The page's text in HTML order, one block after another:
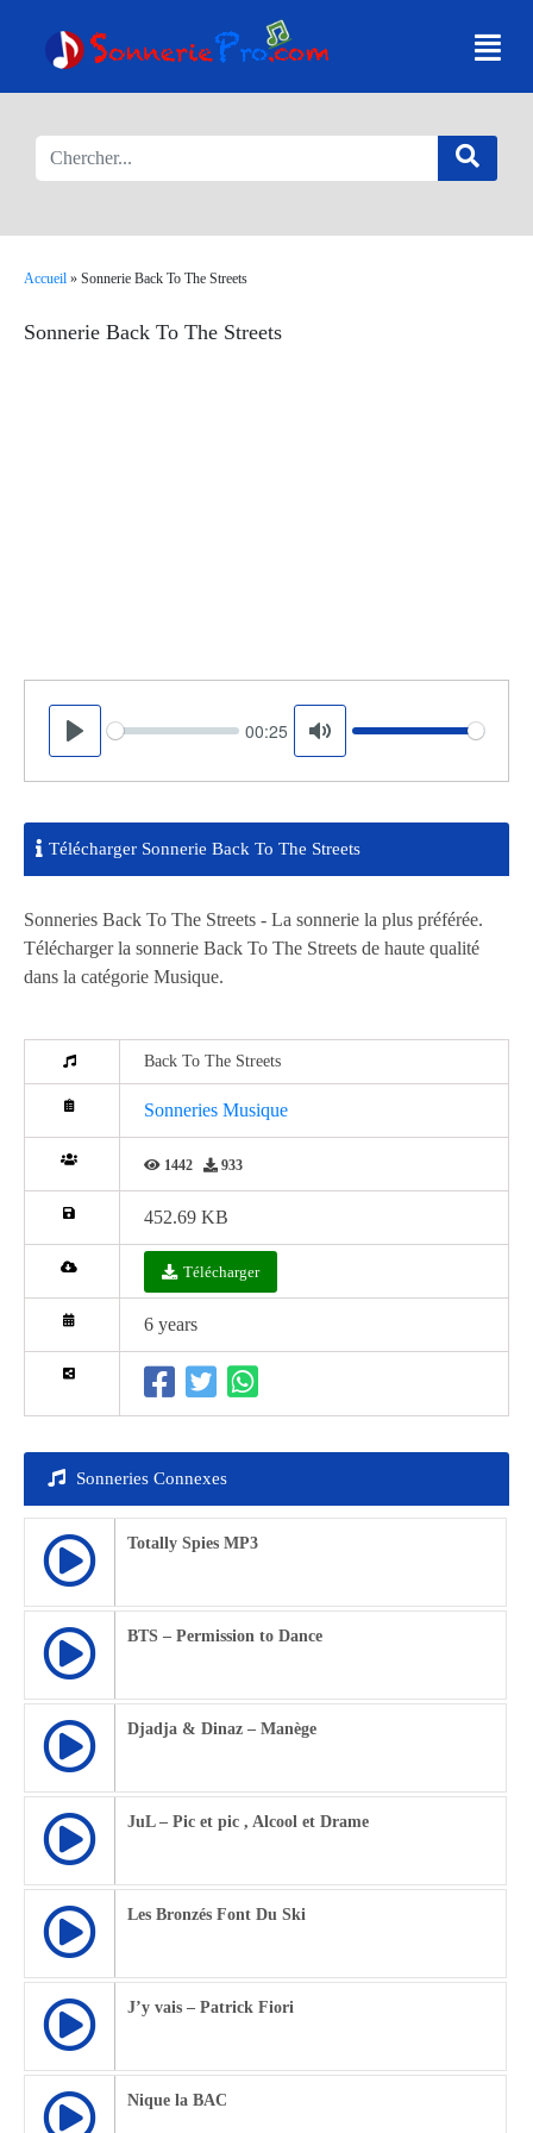
Accueil » Sonnerie Back To The Streets
Sonnerie Back To The Streets
Play
Seek 00:25
Mute
Volume
Télécharger Sonnerie Back To The Streets
Sonneries Back To The Streets - La sonnerie la plus préférée.
Télécharger la sonnerie Back To The Streets de haute qualité
dans la catégorie Musique.
Back To The Streets
Sonneries Musique
1442 933
452.69 KB
Télécharger
6 years
Sonneries Connexes
Totally Spies MP3
BTS – Permission to Dance
Djadja & Dinaz – Manège
JuL – Pic et pic , Alcool et Drame
Les Bronzés Font Du Ski
J’y vais – Patrick Fiori
Nique la BAC